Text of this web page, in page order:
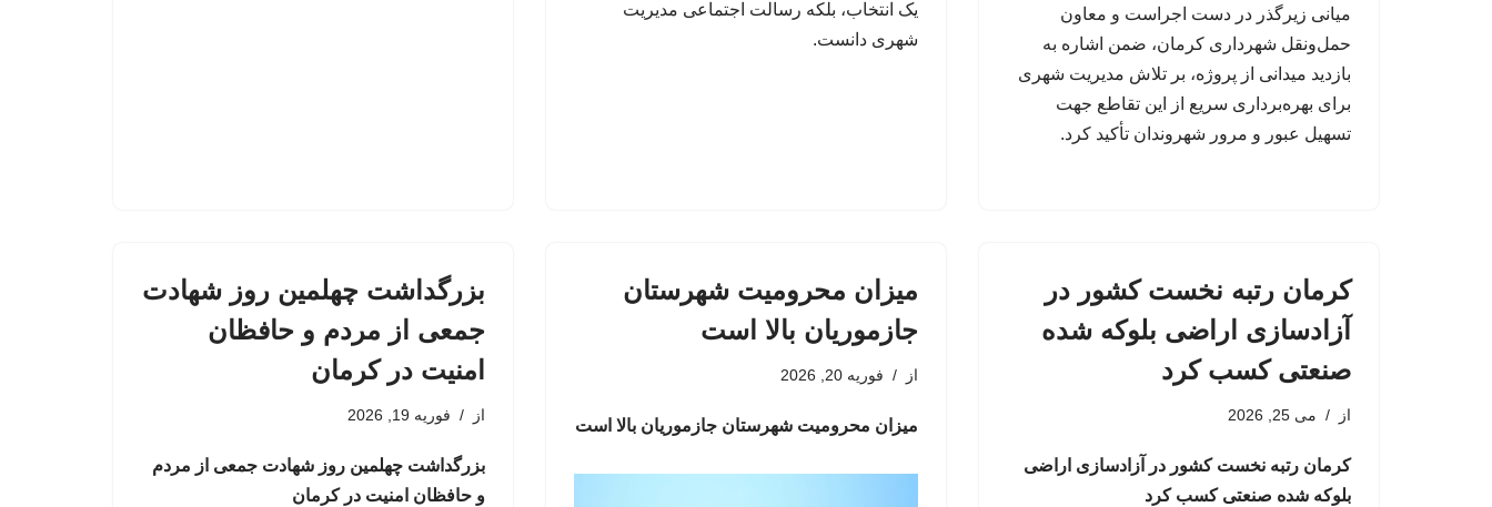
میانی زیرگذر در دست اجراست و معاون
حمل‌ونقل شهرداری کرمان، ضمن اشاره به
بازدید میدانی از پروژه، بر تلاش مدیریت شهری
برای بهره‌برداری سریع از این تقاطع جهت
تسهیل عبور و مرور شهروندان تأکید کرد.
یک انتخاب، بلکه رسالت اجتماعی مدیریت
شهری دانست.
کرمان رتبه نخست کشور در
آزادسازی اراضی بلوکه شده
صنعتی کسب کرد
از می 25, 2026
کرمان رتبه نخست کشور در آزادسازی اراضی
بلوکه شده صنعتی کسب کرد
میزان محرومیت‌ شهرستان
جازموریان بالا است
از فوریه 20, 2026
میزان محرومیت‌ شهرستان جازموریان بالا است
بزرگداشت چهلمین روز شهادت
جمعی از مردم و حافظان
امنیت در کرمان
از فوریه 19, 2026
بزرگداشت چهلمین روز شهادت جمعی از مردم
و حافظان امنیت در کرمان